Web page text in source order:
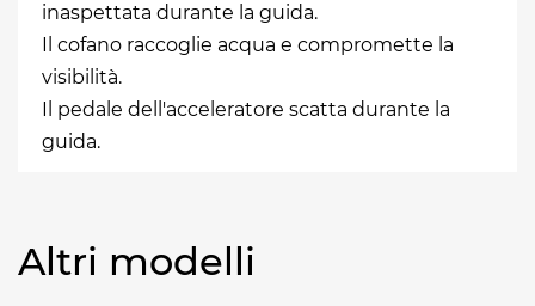
inaspettata durante la guida.
Il cofano raccoglie acqua e compromette la
visibilità.
Il pedale dell'acceleratore scatta durante la
guida.
Altri modelli